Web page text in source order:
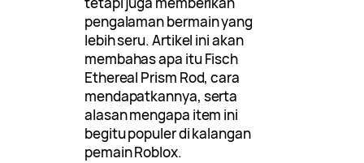
pengalaman bermain yang
lebih seru. Artikel ini akan
membahas apa itu Fisch
Ethereal Prism Rod, cara
mendapatkannya, serta
alasan mengapa item ini
begitu populer di kalangan
pemain Roblox.